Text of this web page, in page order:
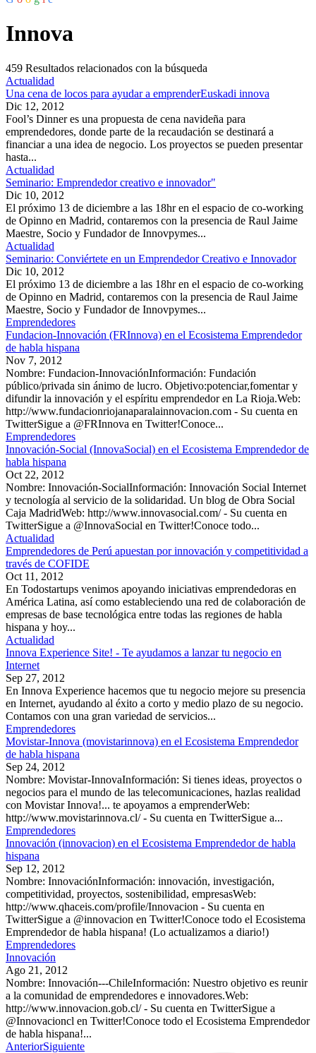
Innova
459 Resultados relacionados con la búsqueda
Actualidad
Una cena de locos para ayudar a emprenderEuskadi innova
Dic 12, 2012
Fool’s Dinner es una propuesta de cena navideña para
emprendedores, donde parte de la recaudación se destinará a
financiar a una idea de negocio. Los proyectos se pueden presentar
hasta...
Actualidad
Seminario: Emprendedor creativo e innovador"
Dic 10, 2012
El próximo 13 de diciembre a las 18hr en el espacio de co-working
de Opinno en Madrid, contaremos con la presencia de Raul Jaime
Maestre, Socio y Fundador de Innovpymes...
Actualidad
Seminario: Conviértete en un Emprendedor Creativo e Innovador
Dic 10, 2012
El próximo 13 de diciembre a las 18hr en el espacio de co-working
de Opinno en Madrid, contaremos con la presencia de Raul Jaime
Maestre, Socio y Fundador de Innovpymes...
Emprendedores
Fundacion-Innovación (FRInnova) en el Ecosistema Emprendedor
de habla hispana
Nov 7, 2012
Nombre: Fundacion-InnovaciónInformación: Fundación
público/privada sin ánimo de lucro. Objetivo:potenciar,fomentar y
difundir la innovación y el espíritu emprendedor en La Rioja.Web:
http://www.fundacionriojanaparalainnovacion.com - Su cuenta en
TwitterSigue a @FRInnova en Twitter!Conoce...
Emprendedores
Innovación-Social (InnovaSocial) en el Ecosistema Emprendedor de
habla hispana
Oct 22, 2012
Nombre: Innovación-SocialInformación: Innovación Social Internet
y tecnología al servicio de la solidaridad. Un blog de Obra Social
Caja MadridWeb: http://www.innovasocial.com/ - Su cuenta en
TwitterSigue a @InnovaSocial en Twitter!Conoce todo...
Actualidad
Emprendedores de Perú apuestan por innovación y competitividad a
través de COFIDE
Oct 11, 2012
En Todostartups venimos apoyando iniciativas emprendedoras en
América Latina, así como estableciendo una red de colaboración de
empresas de base tecnológica entre todas las regiones de habla
hispana y hoy...
Actualidad
Innova Experience Site! - Te ayudamos a lanzar tu negocio en
Internet
Sep 27, 2012
En Innova Experience hacemos que tu negocio mejore su presencia
en Internet, ayudando al éxito a corto y medio plazo de su negocio.
Contamos con una gran variedad de servicios...
Emprendedores
Movistar-Innova (movistarinnova) en el Ecosistema Emprendedor
de habla hispana
Sep 24, 2012
Nombre: Movistar-InnovaInformación: Si tienes ideas, proyectos o
negocios para el mundo de las telecomunicaciones, hazlas realidad
con Movistar Innova!... te apoyamos a emprenderWeb:
http://www.movistarinnova.cl/ - Su cuenta en TwitterSigue a...
Emprendedores
Innovación (innovacion) en el Ecosistema Emprendedor de habla
hispana
Sep 12, 2012
Nombre: InnovaciónInformación: innovación, investigación,
competitividad, proyectos, sostenibilidad, empresasWeb:
http://www.qhaceis.com/profile/Innovacion - Su cuenta en
TwitterSigue a @innovacion en Twitter!Conoce todo el Ecosistema
Emprendedor de habla hispana! (Lo actualizamos a diario!)
Emprendedores
Innovación
Ago 21, 2012
Nombre: Innovación---ChileInformación: Nuestro objetivo es reunir
a la comunidad de emprendedores e innovadores.Web:
http://www.innovacion.gob.cl/ - Su cuenta en TwitterSigue a
@Innovacioncl en Twitter!Conoce todo el Ecosistema Emprendedor
de habla hispana!...
AnteriorSiguiente